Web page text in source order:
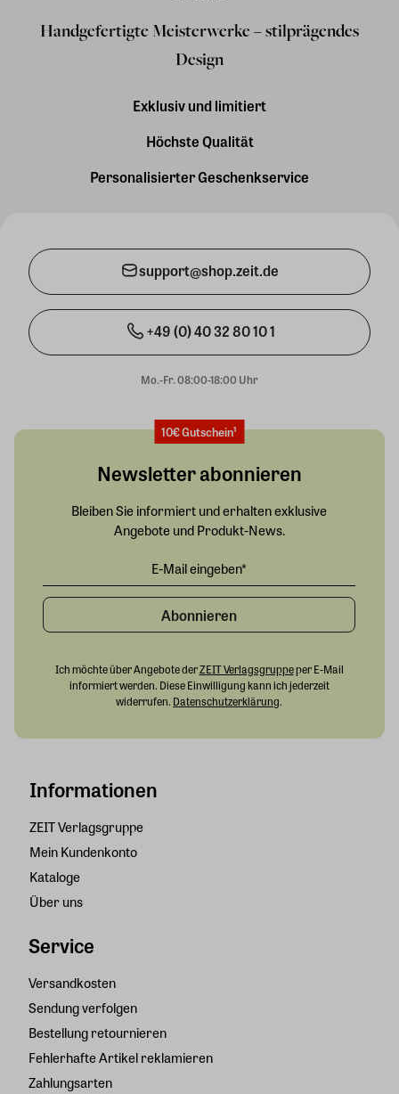
Handgefertigte Meisterwerke – stilprägendes
Design
Exklusiv und limitiert
Höchste Qualität
Personalisierter Geschenkservice
support@shop.zeit.de
+49 (0) 40 32 80 10 1
Mo.-Fr. 08:00-18:00 Uhr
Informationen
ZEIT Verlagsgruppe
Mein Kundenkonto
Kataloge
Über uns
Service
Versandkosten
Sendung verfolgen
Bestellung retournieren
Fehlerhafte Artikel reklamieren
Zahlungsarten
10€ Gutschein¹
Newsletter abonnieren
Bleiben Sie informiert und erhalten exklusive
Angebote und Produkt-News.
Abonnieren
Ich möchte über Angebote derZEIT Verlagsgruppeper E-Mail
informiert werden. Diese Einwilligung kann ich jederzeit
widerrufen. Datenschutzerklärung.